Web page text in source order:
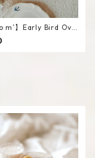
m’】Early Bird Ova